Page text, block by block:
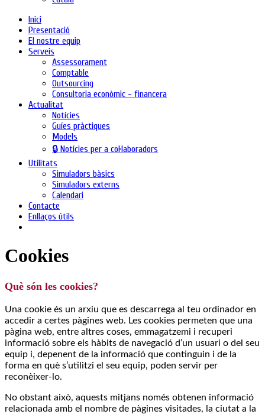
Inici
Presentació
El nostre equip
Serveis
Assessorament
Comptable
Outsourcing
Consultoria econòmic - financera
Actualitat
Notícies
Guíes pràctiques
Models
🔒 Notícies per a col·laboradors
Utilitats
Simuladors bàsics
Simuladors externs
Calendari
Contacte
Enllaços útils
Cookies
Què són les cookies?
Una cookie és un arxiu que es descarrega al teu ordinador en
accedir a certes pàgines web. Les cookies permeten que una
pàgina web, entre altres coses, emmagatzemi i recuperi
informació sobre els hàbits de navegació d’un usuari o del seu
equip i, depenent de la informació que continguin i de la
forma en què s’utilitzi el seu equip, poden servir per
reconèixer-lo.
No obstant això, aquests mitjans només obtenen informació
relacionada amb el nombre de pàgines visitades, la ciutat a la